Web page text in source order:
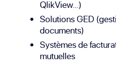
QlikView…)
Solutions GED
documents)
Systèmes de
mutuelles